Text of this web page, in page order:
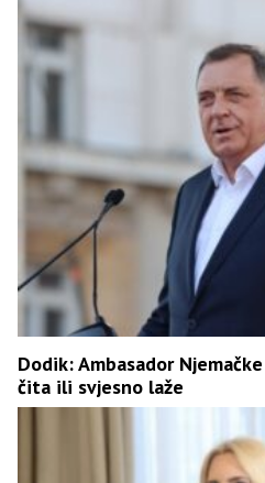
Dodik: Ambasador
čita ili svjesno laže